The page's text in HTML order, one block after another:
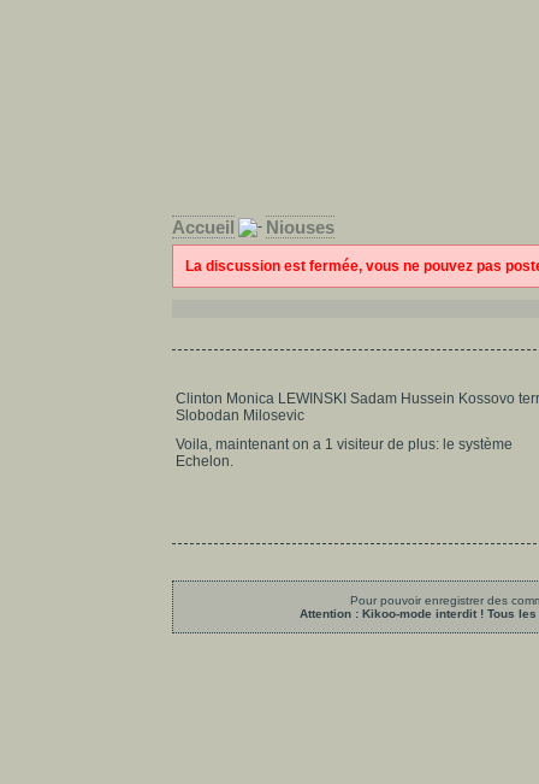
Accueil Niouses
La discussion est fermée, vous ne pouvez pas
Clinton Monica LEWINSKI Sadam Hussein Kossovo
Slobodan Milosevic
Voila, maintenant on a 1 visiteur de plus: le système
Echelon.
Pour pouvoir enregistrer des
Attention : Kikoo-mode interdit ! Tous